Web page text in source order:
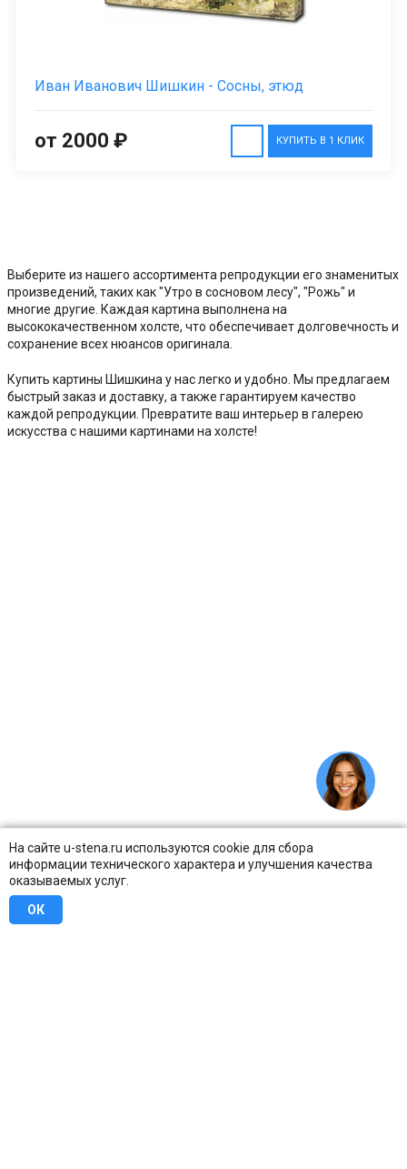
На сайте u-stena.ru используются cookie для сбора
информации технического характера и улучшения качества
оказываемых услуг.
ОК
Иван Иванович Шишкин - Сосны, этюд
КУПИТЬ В 1 КЛИК
от 2000 ₽
Выберите из нашего ассортимента репродукции его знаменитых
произведений, таких как "Утро в сосновом лесу", "Рожь" и
многие другие. Каждая картина выполнена на
высококачественном холсте, что обеспечивает долговечность и
сохранение всех нюансов оригинала.
Купить картины Шишкина у нас легко и удобно. Мы предлагаем
быстрый заказ и доставку, а также гарантируем качество
каждой репродукции. Превратите ваш интерьер в галерею
искусства с нашими картинами на холсте!